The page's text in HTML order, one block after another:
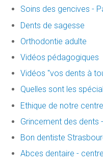
Soins des gencives -
Dents de sagesse
Orthodontie adulte
Vidéos pédagogiques
Vidéos "vos dents à
Quelles sont les
Ethique de notre
Grincement des dents
Bon dentiste
Abces dentaire -